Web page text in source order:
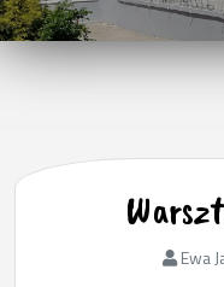
Ewa